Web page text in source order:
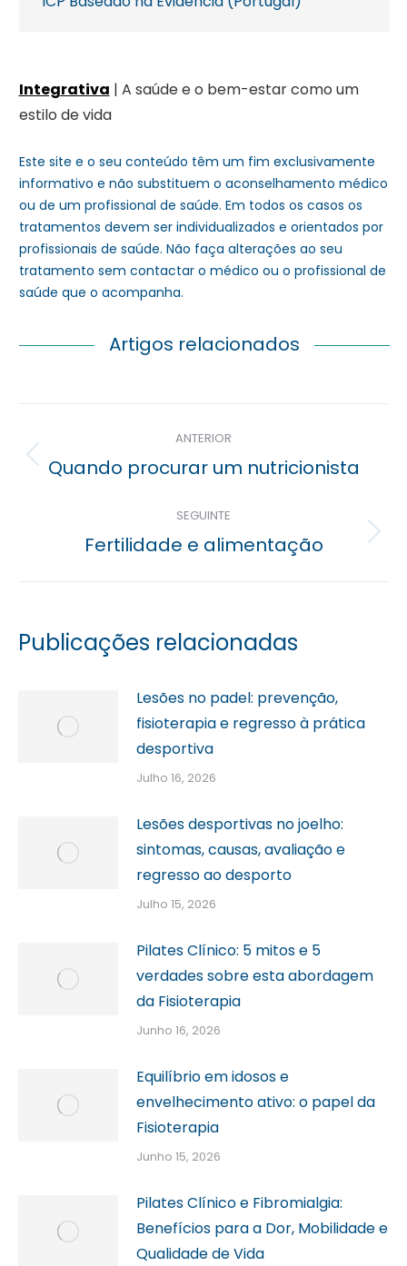
Integrativa | A saúde e o bem-estar como um
estilo de vida
Este site e o seu conteúdo têm um fim exclusivamente
informativo e não substituem o aconselhamento médico
ou de um profissional de saúde. Em todos os casos os
tratamentos devem ser individualizados e orientados por
profissionais de saúde. Não faça alterações ao seu
tratamento sem contactar o médico ou o profissional de
saúde que o acompanha.
Artigos relacionados
Navegação
posterior
ANTERIOR
Previous
Quando procurar um nutricionista
SEGUINTE
Próximo
Fertilidade e alimentação
Publicações relacionadas
Lesões no padel: prevenção,
fisioterapia e regresso à prática
desportiva
Julho 16, 2026
Lesões desportivas no joelho:
sintomas, causas, avaliação e
regresso ao desporto
Julho 15, 2026
Pilates Clínico: 5 mitos e 5
verdades sobre esta abordagem
da Fisioterapia
Junho 16, 2026
Equilíbrio em idosos e
envelhecimento ativo: o papel da
Fisioterapia
Junho 15, 2026
Pilates Clínico e Fibromialgia:
Benefícios para a Dor, Mobilidade e
Qualidade de Vida